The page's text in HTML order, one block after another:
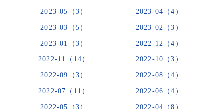
2023-05（3） 2023-04（4）
2023-03（5） 2023-02（3）
2023-01（3） 2022-12（4）
2022-11（14） 2022-10（3）
2022-09（3） 2022-08（4）
2022-07（11） 2022-06（4）
2022-05（3） 2022-04（8）